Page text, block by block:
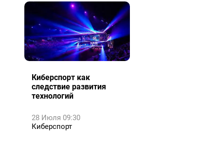
Киберспорт как
следствие развития
технологий
28 Июля 09:30
Киберспорт